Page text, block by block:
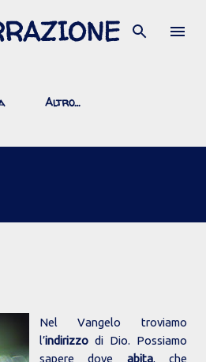
contenuti principali
Altro…
Nel Vangelo troviamo
l’indirizzodi Dio. Possiamo
sapere dove abita, che